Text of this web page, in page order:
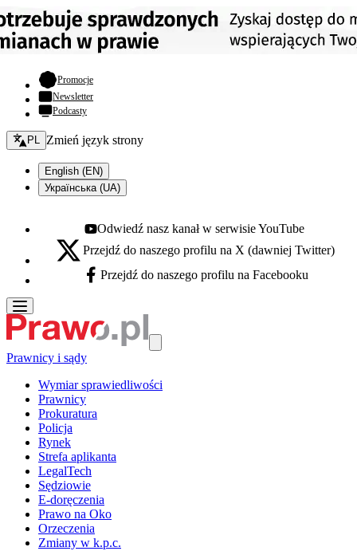
Promocje- otwiera się w nowej karcie
Newsletter
Podcasty
Zmień język - bieżący:
PL Zmień język strony
English (EN)
Українська (UA)
Youtube - otwiera się w nowej karcie
Odwiedź nasz kanał w serwisie YouTube
X - otwiera się w nowej karcie
Przejdź do naszego profilu na X (dawniej Twitter)
Facebook - otwiera się w nowej karcie
Przejdź do naszego profilu na Facebooku
Prawnicy i sądy
Wymiar sprawiedliwości
Prawnicy
Prokuratura
Policja
Rynek
Strefa aplikanta
LegalTech
Sędziowie
E-doręczenia
Prawo na Oko
Orzeczenia
Zmiany w k.p.c.